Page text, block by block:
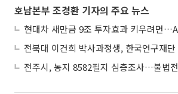
호남본부 조경환 기자의 주요 뉴스